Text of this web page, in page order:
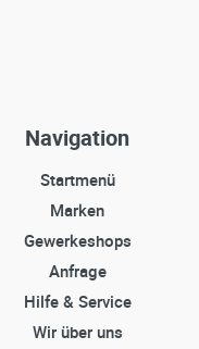
Navigation
Startmenü
Marken
Gewerkeshops
Anfrage
Hilfe & Service
Wir über uns